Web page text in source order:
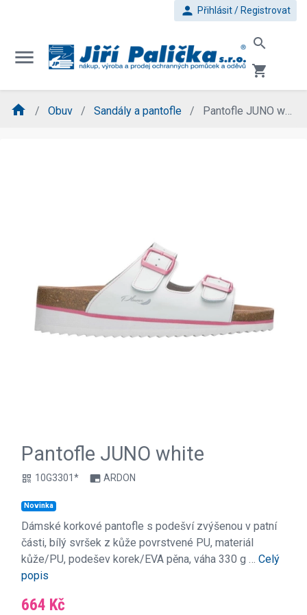
person Přihlásit / Registrovat
menu
search
shopping_cart
home Obuv Sandály a pantofle Pantofle JUNO white
Pantofle JUNO white
qr_code 10G3301* branding_watermark ARDON
Novinka
Dámské korkové pantofle s podešví zvýšenou v patní
části, bílý svršek z kůže povrstvené PU, materiál
kůže/PU, podešev korek/EVA pěna, váha 330 g … Celý
popis
664 Kč